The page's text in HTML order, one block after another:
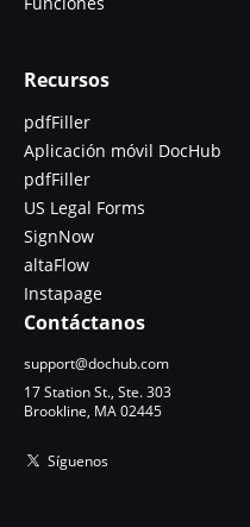
Recursos
pdfFiller
Aplicación móvil DocHub
pdfFiller
US Legal Forms
SignNow
altaFlow
Instapage
Contáctanos
support@dochub.com
17 Station St., Ste. 303
Brookline, MA 02445
Síguenos